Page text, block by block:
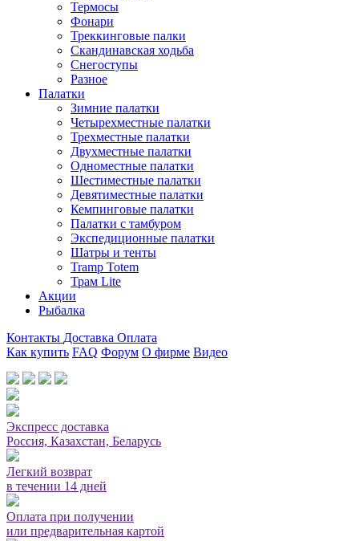
Термосы
Фонари
Треккинговые палки
Скандинавская ходьба
Снегоступы
Разное
Палатки
Зимние палатки
Четырехместные палатки
Трехместные палатки
Двухместные палатки
Одноместные палатки
Шестиместные палатки
Девятиместные палатки
Кемпинговые палатки
Палатки с тамбуром
Экспедиционные палатки
Шатры и тенты
Tramp Totem
Трам Lite
Акции
Рыбалка
Контакты Доставка Оплата
Как купить FAQ Форум О фирме Видео
Экспресс доставка
Россия, Казахстан, Беларусь
Легкий возврат
в течении 14 дней
Оплата при получении
или предварительная картой